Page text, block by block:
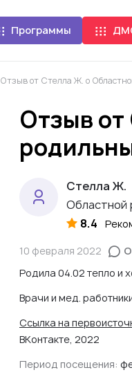
Программы
Отзыв от Стелла Ж. о
Отзыв
Стелла Ж.
Областной
8.4
10 февраля 2022
Родила 04.02 тепло и
Врачи и мед.
Ссылка на
ВКонтакте, 2022
Период посещения: